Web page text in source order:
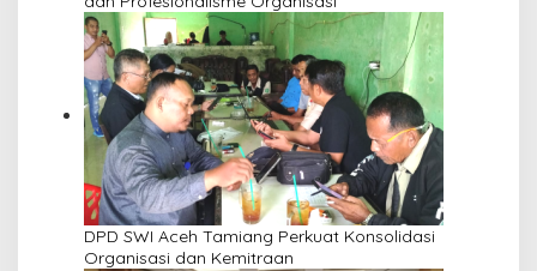
DPD SWI Aceh Tamiang Perkuat Konsolidasi
Organisasi dan Kemitraan